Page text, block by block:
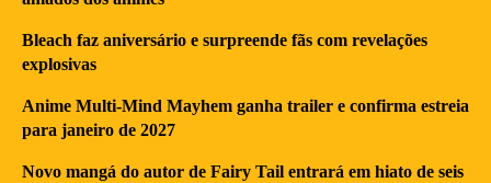
Bleach faz aniversário e surpreende fãs com revelações
explosivas
Anime Multi-Mind Mayhem ganha trailer e confirma estreia
para janeiro de 2027
Novo mangá do autor de Fairy Tail entrará em hiato de seis